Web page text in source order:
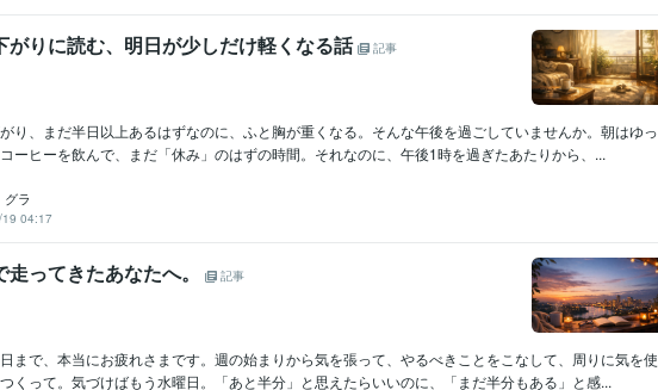
がりに読む、明日が少しだけ軽くなる話
記事
り、まだ半日以上あるはずなのに、ふと胸が重くなる。そんな午後を過ごしていませんか。朝はゆっ
ーヒーを飲んで、まだ「休み」のはずの時間。それなのに、午後1時を過ぎたあたりから、...
ラ
04:17
ってきたあなたへ。
記事
まで、本当にお疲れさまです。週の始まりから気を張って、やるべきことをこなして、周りに気を使
くって。気づけばもう水曜日。「あと半分」と思えたらいいのに、「まだ半分もある」と感...